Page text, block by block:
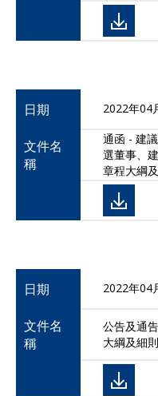
日期 2022年04
文件名
稱
通函 - 建
選董事、
章程大綱
日期 2022年04
文件名
稱
公告及通
大綱及細